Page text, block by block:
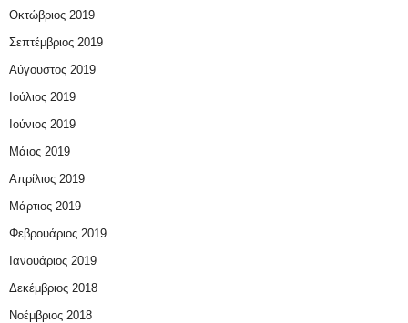
Οκτώβριος 2019
Σεπτέμβριος 2019
Αύγουστος 2019
Ιούλιος 2019
Ιούνιος 2019
Μάιος 2019
Απρίλιος 2019
Μάρτιος 2019
Φεβρουάριος 2019
Ιανουάριος 2019
Δεκέμβριος 2018
Νοέμβριος 2018